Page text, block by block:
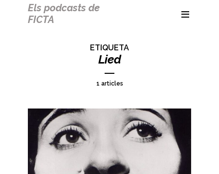
Els podcasts de
FICTA
ETIQUETA
Lied
1 articles